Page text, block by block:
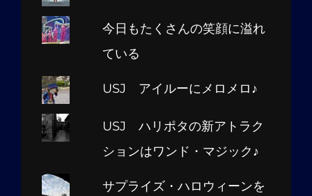
今日もたくさんの笑顔に溢れ
ている
USJ アイルーにメロメロ♪
USJ ハリポタの新アトラク
ションはワンド・マジック♪
サプライズ・ハロウィーンを